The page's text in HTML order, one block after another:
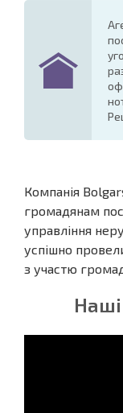
Компанія
громадянам
управління
успішно
з участю
Наші